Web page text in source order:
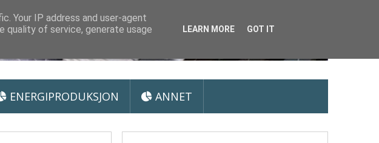
ENERGIPRODUKSJON ANNET
Your IP address and user-agent
quality of service, generate usage
LEARN MORE GOT IT